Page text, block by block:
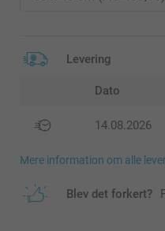
Levering
Dato
14.08.2026
Mere information om alle
Blev det forkert?